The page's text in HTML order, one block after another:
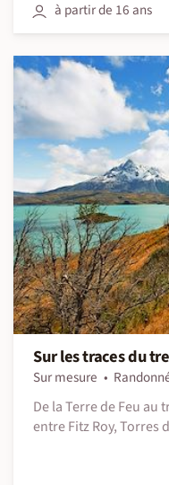
à partir de 16 ans
Sur les traces du
Sur mesure
De la Terre de Feu au
entre Fitz Roy, Torres